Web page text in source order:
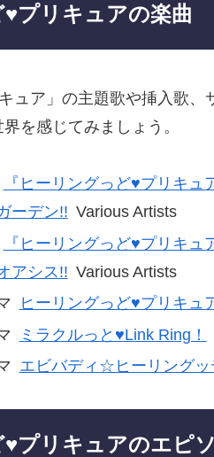
プリキュアの楽曲
ュア」の主題歌や挿入歌
を感じてみましょう。
『ヒーリングっど♥プリキ
ーデン!! Various Artists
『ヒーリングっど♥プリキ
アシス!! Various Artists
ヒーリングっど♥プリキュ
ミラクルっと♥Link Ring！
エビバディ☆ヒーリングッ
プリキュアのエピ